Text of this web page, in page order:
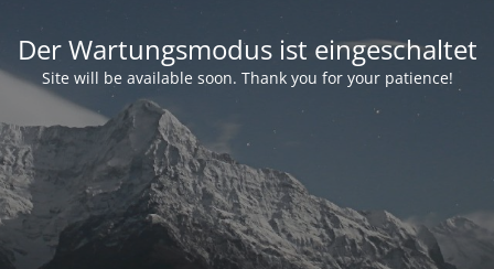
Der Wartungsmodus ist eingeschaltet
Site will be available soon. Thank you for your patience!